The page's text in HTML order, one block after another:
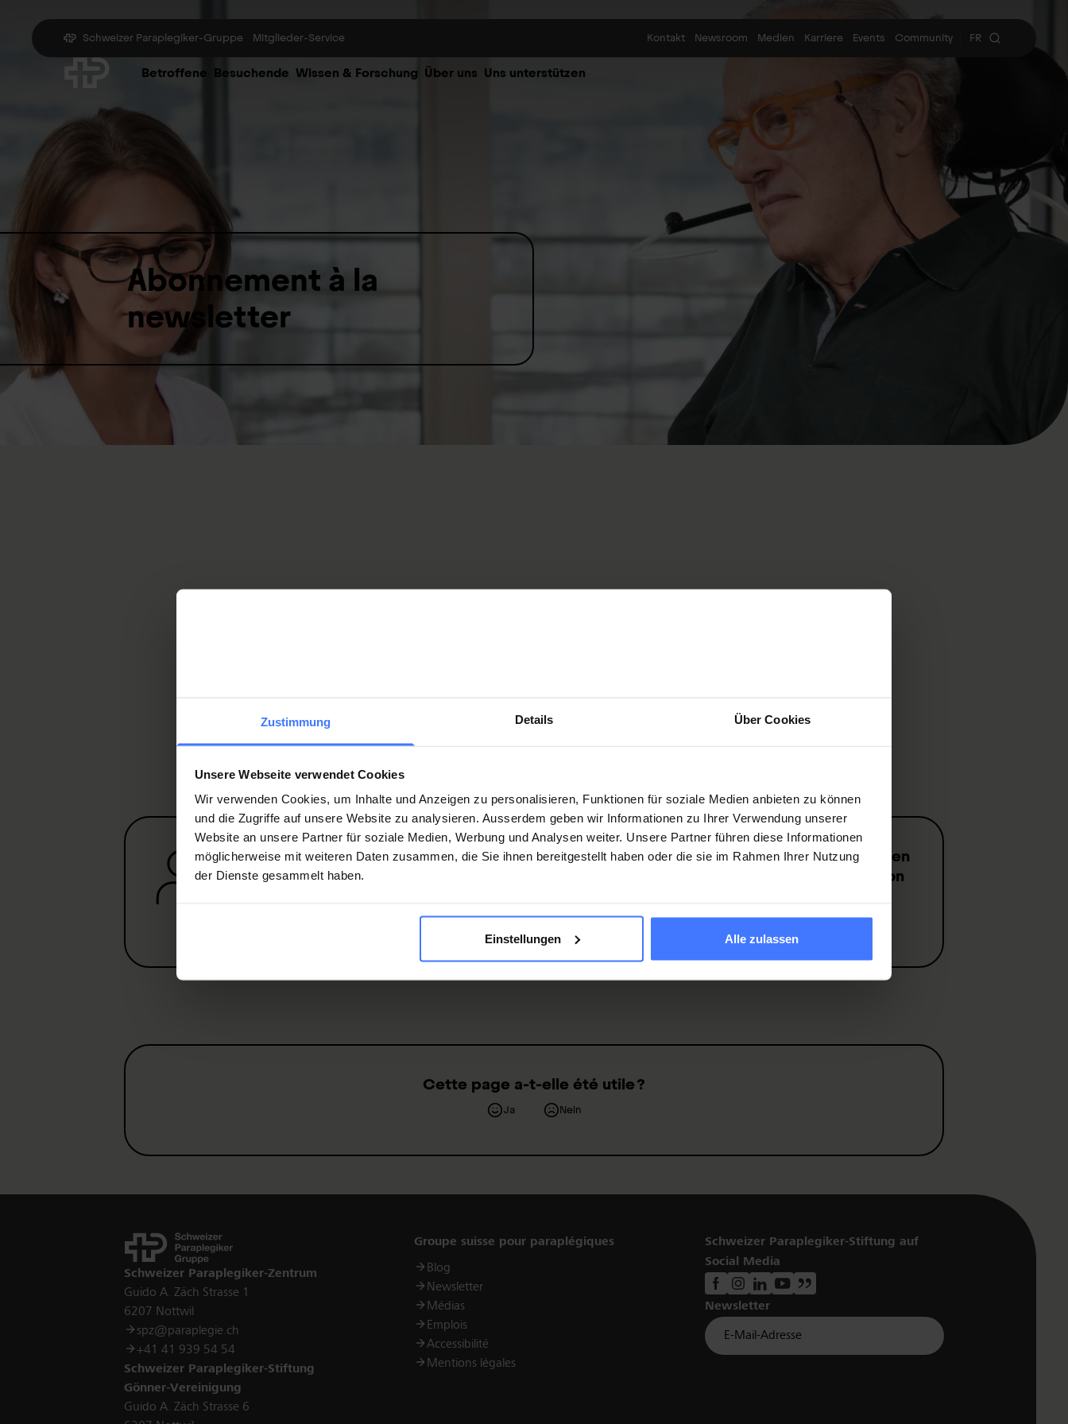
Zustimmung Details Über Cookies
Unsere Webseite verwendet Cookies
Wir verwenden Cookies, um Inhalte und Anzeigen zu personalisieren, Funktionen für soziale Medien anbieten zu können
und die Zugriffe auf unsere Website zu analysieren. Ausserdem geben wir Informationen zu Ihrer Verwendung unserer
Website an unsere Partner für soziale Medien, Werbung und Analysen weiter. Unsere Partner führen diese Informationen
möglicherweise mit weiteren Daten zusammen, die Sie ihnen bereitgestellt haben oder die sie im Rahmen Ihrer Nutzung
der Dienste gesammelt haben.
Einstellungen Alle zulassen
Schweizer Paraplegiker-Gruppe Mitglieder-Service Kontakt Newsroom Medien Karriere Events Community FR
Betroffene Besuchende Wissen & Forschung Über uns Uns unterstützen
Abonnement à la
newsletter
votre boîte de réception sans engagement
Ce qui change dans la vie quand on a une lésion
Werden Sie jetzt Mitgliedund
erhalten Sie im Ernstfall
SpendenSie jetzt und unterstützen
Sie unsere Projekte zugunsten von
Spenden
Cette page a-t-elle été utile ?
Ja Nein
Kontakt
Schweizer Paraplegiker-Zentrum
Guido A. Zäch Strasse 1
6207 Nottwil
spz@paraplegie.ch
+41 41 939 54 54
Schweizer Paraplegiker-Stiftung
Gönner-Vereinigung
Guido A. Zäch Strasse 6
Links
Groupe suisse pour paraplégiques
Blog
Newsletter
Médias
Emplois
Accessibilité
Mentions légales
Schweizer Paraplegiker-Stiftung auf
Social Media
Newsletter
Für Newsletter der Paraplegiker Stiftung anmelden